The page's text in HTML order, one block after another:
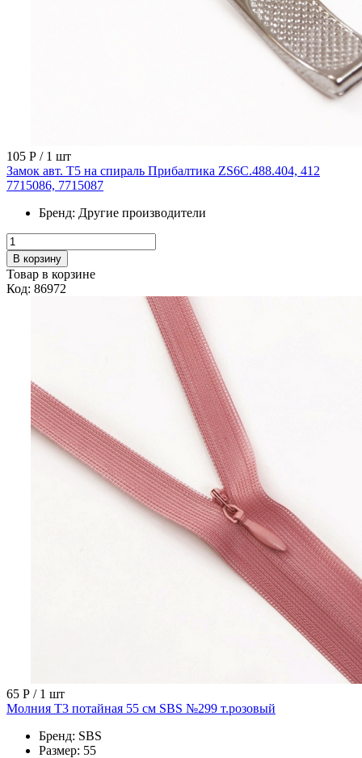
105 Р / 1 шт
Замок авт. Т5 на спираль Прибалтика ZS6C.488.404, 412
7715086, 7715087
Бренд: Другие производители
В корзину
Товар в корзине
Код: 86972
65 Р / 1 шт
Молния Т3 потайная 55 см SBS №299 т.розовый
Бренд: SBS
Размер: 55